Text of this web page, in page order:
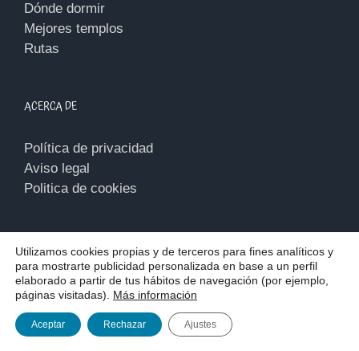
Dónde dormir
Mejores templos
Rutas
ACERCA DE
Política de privacidad
Aviso legal
Politica de cookies
Copyright 2018 - 2026 | Todos los derechos reservados |
webpor Mimedu
Utilizamos cookies propias y de terceros para fines analíticos y
para mostrarte publicidad personalizada en base a un perfil
elaborado a partir de tus hábitos de navegación (por ejemplo,
páginas visitadas). Más información
Aceptar Rechazar Ajustes